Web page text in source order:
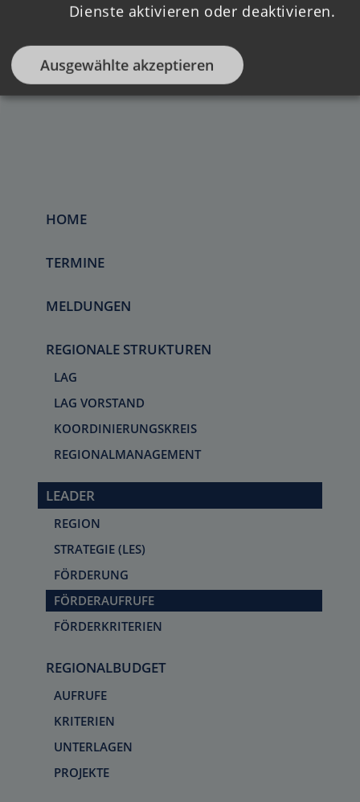
Barrierefreiheit
HOME
TERMINE
MELDUNGEN
REGIONALE STRUKTUREN
LAG
LAG VORSTAND
KOORDINIERUNGSKREIS
REGIONALMANAGEMENT
LEADER
REGION
STRATEGIE (LES)
FÖRDERUNG
FÖRDERAUFRUFE
FÖRDERKRITERIEN
REGIONALBUDGET
AUFRUFE
KRITERIEN
UNTERLAGEN
PROJEKTE
Dienste aktivieren oder deaktivieren.
Ausgewählte akzeptieren